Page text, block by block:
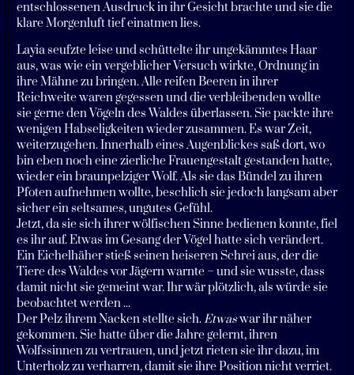
entschlossenen Ausdruck in ihr Gesicht brachte und sie die
klare Morgenluft tief einatmen lies.
Layia seufzte leise und schüttelte ihr ungekämmtes Haar
aus, was wie ein vergeblicher Versuch wirkte, Ordnung in
ihre Mähne zu bringen. Alle reifen Beeren in ihrer
Reichweite waren gegessen und die verbleibenden wollte
sie gerne den Vögeln des Waldes überlassen. Sie packte ihre
wenigen Habseligkeiten wieder zusammen. Es war Zeit,
weiterzugehen. Innerhalb eines Augenblickes saß dort, wo
bin eben noch eine zierliche Frauengestalt gestanden hatte,
wieder ein braunpelziger Wolf. Als sie das Bündel zu ihren
Pfoten aufnehmen wollte, beschlich sie jedoch langsam aber
sicher ein seltsames, ungutes Gefühl.
Jetzt, da sie sich ihrer wölfischen Sinne bedienen konnte, fiel
es ihr auf. Etwas im Gesang der Vögel hatte sich verändert.
Ein Eichelhäher stieß seinen heiseren Schrei aus, der die
Tiere des Waldes vor Jägern warnte – und sie wusste, dass
damit nicht sie gemeint war. Ihr wär plötzlich, als würde sie
beobachtet werden ...
Der Pelz ihrem Nacken stellte sich.Etwaswar ihr näher
gekommen. Sie hatte über die Jahre gelernt, ihren
Wolfssinnen zu vertrauen, und jetzt rieten sie ihr dazu, im
Unterholz zu verharren, damit sie ihre Position nicht verriet.